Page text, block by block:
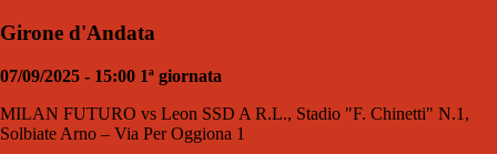
Girone d'Andata
07/09/2025 - 15:00 1ª giornata
MILAN FUTURO vs Leon SSD A R.L., Stadio "F. Chinetti" N.1,
Solbiate Arno – Via Per Oggiona 1